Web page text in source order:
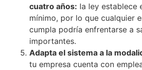
cuatro años: la ley establece
mínimo, por lo que cualquier
cumpla podría enfrentarse a
importantes.
Adapta el sistema a la
tu empresa cuenta con